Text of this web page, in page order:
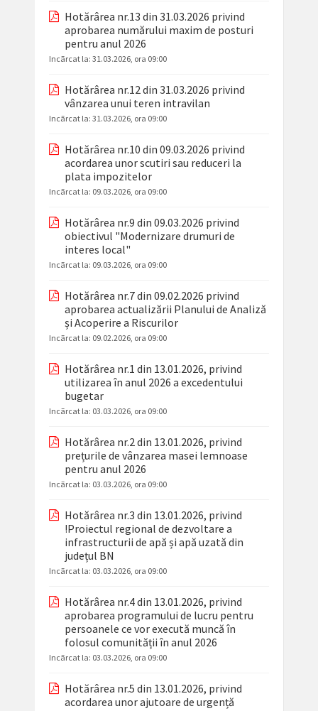
Hotărârea nr.13 din 31.03.2026 privind
aprobarea numărului maxim de posturi
pentru anul 2026
Incãrcat la: 31.03.2026, ora 09:00
Hotărârea nr.12 din 31.03.2026 privind
vânzarea unui teren intravilan
Incãrcat la: 31.03.2026, ora 09:00
Hotărârea nr.10 din 09.03.2026 privind
acordarea unor scutiri sau reduceri la
plata impozitelor
Incãrcat la: 09.03.2026, ora 09:00
Hotărârea nr.9 din 09.03.2026 privind
obiectivul "Modernizare drumuri de
interes local"
Incãrcat la: 09.03.2026, ora 09:00
Hotărârea nr.7 din 09.02.2026 privind
aprobarea actualizării Planului de Analiză
și Acoperire a Riscurilor
Incãrcat la: 09.02.2026, ora 09:00
Hotărârea nr.1 din 13.01.2026, privind
utilizarea în anul 2026 a excedentului
bugetar
Incãrcat la: 03.03.2026, ora 09:00
Hotărârea nr.2 din 13.01.2026, privind
prețurile de vânzarea masei lemnoase
pentru anul 2026
Incãrcat la: 03.03.2026, ora 09:00
Hotărârea nr.3 din 13.01.2026, privind
!Proiectul regional de dezvoltare a
infrastructurii de apă și apă uzată din
județul BN
Incãrcat la: 03.03.2026, ora 09:00
Hotărârea nr.4 din 13.01.2026, privind
aprobarea programului de lucru pentru
persoanele ce vor execută muncă în
folosul comunității în anul 2026
Incãrcat la: 03.03.2026, ora 09:00
Hotărârea nr.5 din 13.01.2026, privind
acordarea unor ajutoare de urgență